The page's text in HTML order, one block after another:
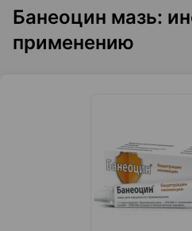
Банеоцин мазь:
применению